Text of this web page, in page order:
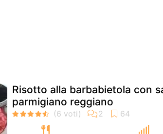
Risotto alla barbabietola con
parmigiano reggiano